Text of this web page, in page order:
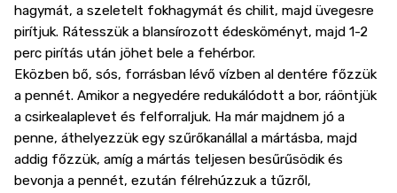
hagymát, a szeletelt fokhagymát és chilit, majd üvegesre
pirítjuk. Rátesszük a blansírozott édesköményt, majd 1-2
perc pirítás után jöhet bele a fehérbor.
Eközben bő, sós, forrásban lévő vízben al dentére főzzük
a pennét. Amikor a negyedére redukálódott a bor, ráöntjük
a csirkealaplevet és felforraljuk. Ha már majdnem jó a
penne, áthelyezzük egy szűrőkanállal a mártásba, majd
addig főzzük, amíg a mártás teljesen besűrűsödik és
bevonja a pennét, ezután félrehúzzuk a tűzről,